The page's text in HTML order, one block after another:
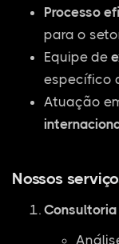
Processo
para o
Equipe de
específico
Atuação
Nossos